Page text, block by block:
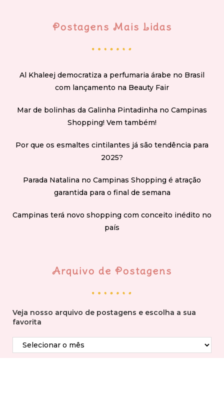
Postagens Mais Lidas
Al Khaleej democratiza a perfumaria árabe no Brasil
com lançamento na Beauty Fair
Mar de bolinhas da Galinha Pintadinha no Campinas
Shopping! Vem também!
Por que os esmaltes cintilantes já são tendência para
2025?
Parada Natalina no Campinas Shopping é atração
garantida para o final de semana
Campinas terá novo shopping com conceito inédito no
país
Arquivo de Postagens
Veja nosso arquivo de postagens e escolha a sua
favorita